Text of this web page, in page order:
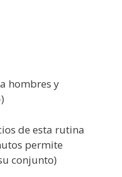
hombres y
de esta rutina
permite
conjunto)